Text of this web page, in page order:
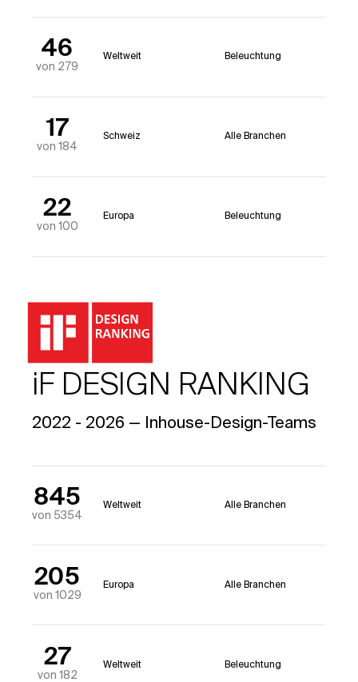
46
von 279
Weltweit Beleuchtung
17
von 184
Schweiz Alle Branchen
22
von 100
Europa Beleuchtung
iF DESIGN RANKING
2022 - 2026 — Inhouse-Design-Teams
845
von 5354
Weltweit Alle Branchen
205
von 1029
Europa Alle Branchen
27
von 182
Weltweit Beleuchtung